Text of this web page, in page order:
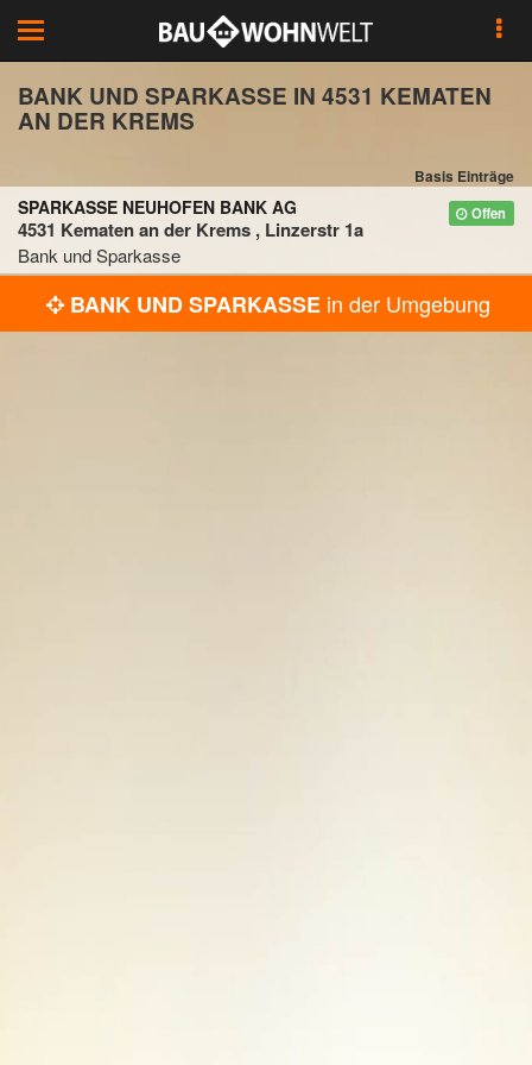
Toggle
navigation
BANK UND SPARKASSE IN 4531 KEMATEN
AN DER KREMS
Basis Einträge
Offen
SPARKASSE NEUHOFEN BANK AG
4531 Kematen an der Krems , Linzerstr 1a
Bank und Sparkasse
BANK UND SPARKASSE in der Umgebung